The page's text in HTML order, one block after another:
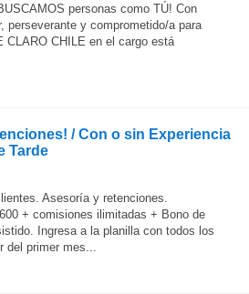
personas como TÚ! Con
perseverante y comprometido/a para
CLARO CHILE en el cargo está
/ Con o sin Experiencia
Tarde
Asesoría y retenciones.
+ comisiones ilimitadas + Bono de
Ingresa a la planilla con todos los
del primer mes...